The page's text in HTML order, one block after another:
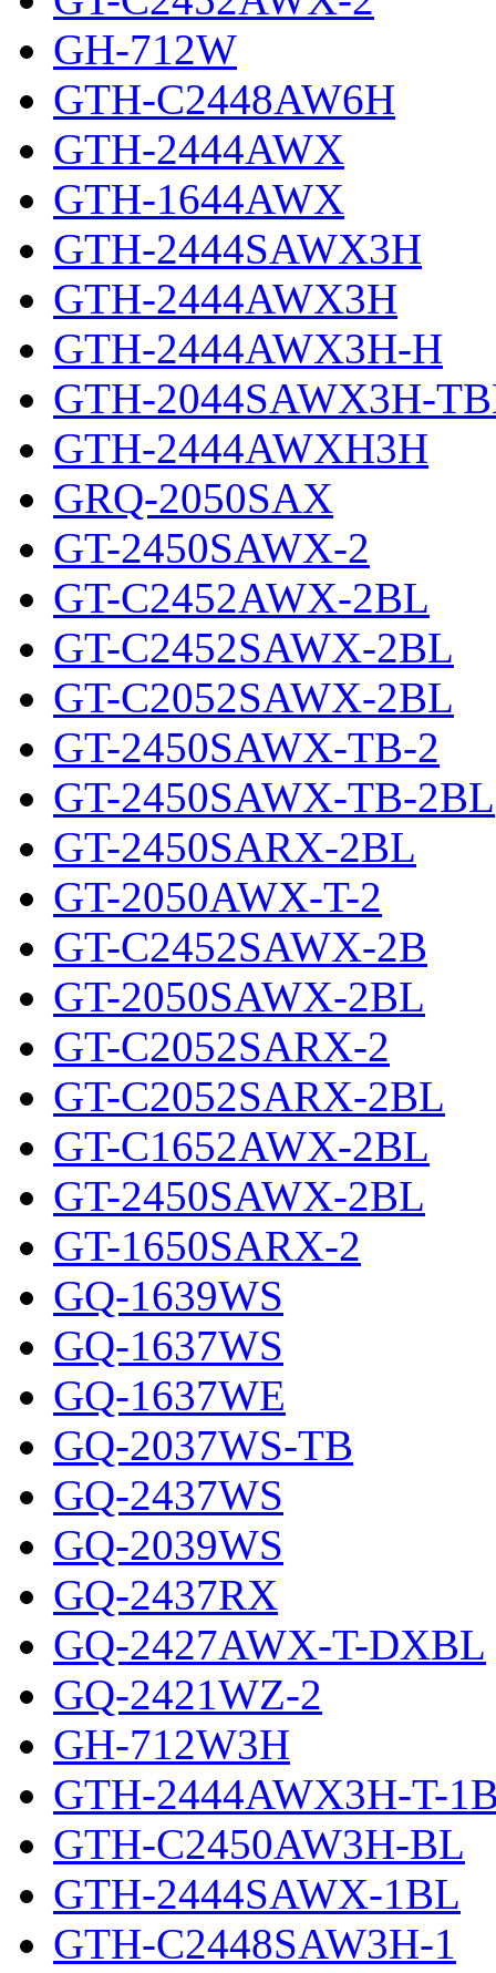
GH-712W
GTH-C2448AW6H
GTH-2444AWX
GTH-1644AWX
GTH-2444SAWX3H
GTH-2444AWX3H
GTH-2444AWX3H-H
GTH-2044SAWX3H-
GTH-2444AWXH3H
GRQ-2050SAX
GT-2450SAWX-2
GT-C2452AWX-2BL
GT-C2452SAWX-2BL
GT-C2052SAWX-2BL
GT-2450SAWX-TB-2
GT-2450SAWX-TB-2BL
GT-2450SARX-2BL
GT-2050AWX-T-2
GT-C2452SAWX-2B
GT-2050SAWX-2BL
GT-C2052SARX-2
GT-C2052SARX-2BL
GT-C1652AWX-2BL
GT-2450SAWX-2BL
GT-1650SARX-2
GQ-1639WS
GQ-1637WS
GQ-1637WE
GQ-2037WS-TB
GQ-2437WS
GQ-2039WS
GQ-2437RX
GQ-2427AWX-T-DXBL
GQ-2421WZ-2
GH-712W3H
GTH-2444AWX3H-T-
GTH-C2450AW3H-BL
GTH-2444SAWX-1BL
GTH-C2448SAW3H-1